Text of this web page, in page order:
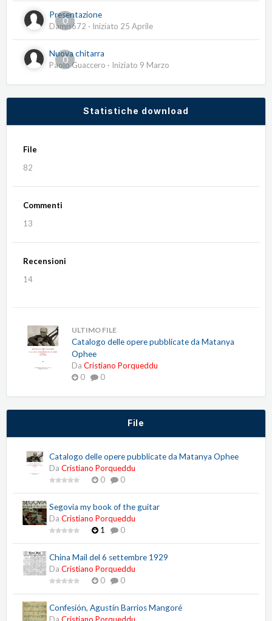
0
Presentazione
Damis672 · Iniziato 25 Aprile
0
Nuova chitarra
Paolo Guaccero · Iniziato 9 Marzo
Statistiche download
File
82
Commenti
13
Recensioni
14
ULTIMO FILE
Catalogo delle opere pubblicate da Matanya
Ophee
Da Cristiano Porqueddu
0
0
File
Catalogo delle opere pubblicate da Matanya Ophee
Da Cristiano Porqueddu
0
0
Segovia my book of the guitar
Da Cristiano Porqueddu
1
0
China Mail del 6 settembre 1929
Da Cristiano Porqueddu
0
0
Confesión, Agustín Barrios Mangoré